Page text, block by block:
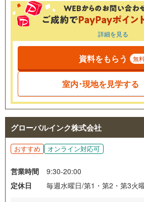
詳細を見る
資料をもらう 無
室内･現地を見学する
グローバルインク株式会社
おすすめ オンライン対応可
営業時間
9:30-20:00
定休日
毎週水曜日/第1・第2・第3火